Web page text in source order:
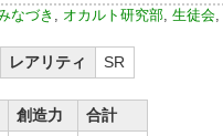
なづき , オカルト研究部, 生徒会,
レアリティ SR
創造力
合計